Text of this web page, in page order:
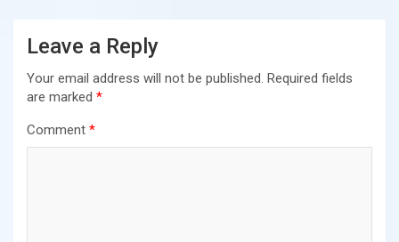
Leave a Reply
Your email address will not be published. Required fields
are marked *
Comment *